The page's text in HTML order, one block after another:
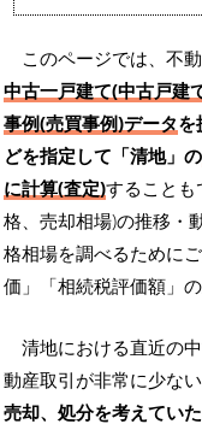
このページでは、不
中古一戸建て(中古戸建
事例(売買事例)データを
どを指定して「清地」の
に計算(査定)することも
格、売却相場)の推移・
格相場を調べるために
価」「相続税評価額」
清地における直近の
動産取引が非常に少な
売却、処分を考えてい